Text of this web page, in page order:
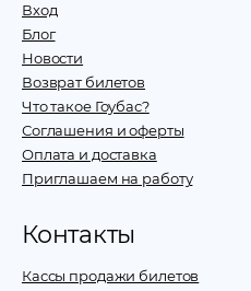
Вход
Блог
Новости
Возврат билетов
Что такое Гоубас?
Соглашения и оферты
Оплата и доставка
Приглашаем на работу
Контакты
Кассы продажи билетов